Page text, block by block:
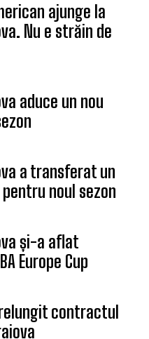
ajunge la
Nu e străin de
aduce un nou
a transferat un
noul sezon
și-a aflat
Europe Cup
contractul